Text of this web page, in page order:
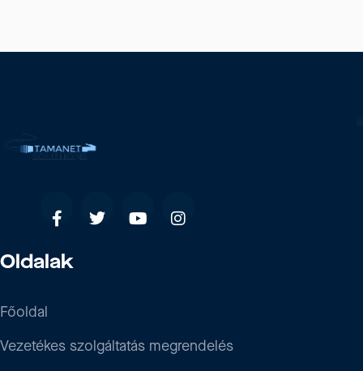
Oldalak
Főoldal
Vezetékes szolgáltatás megrendelés